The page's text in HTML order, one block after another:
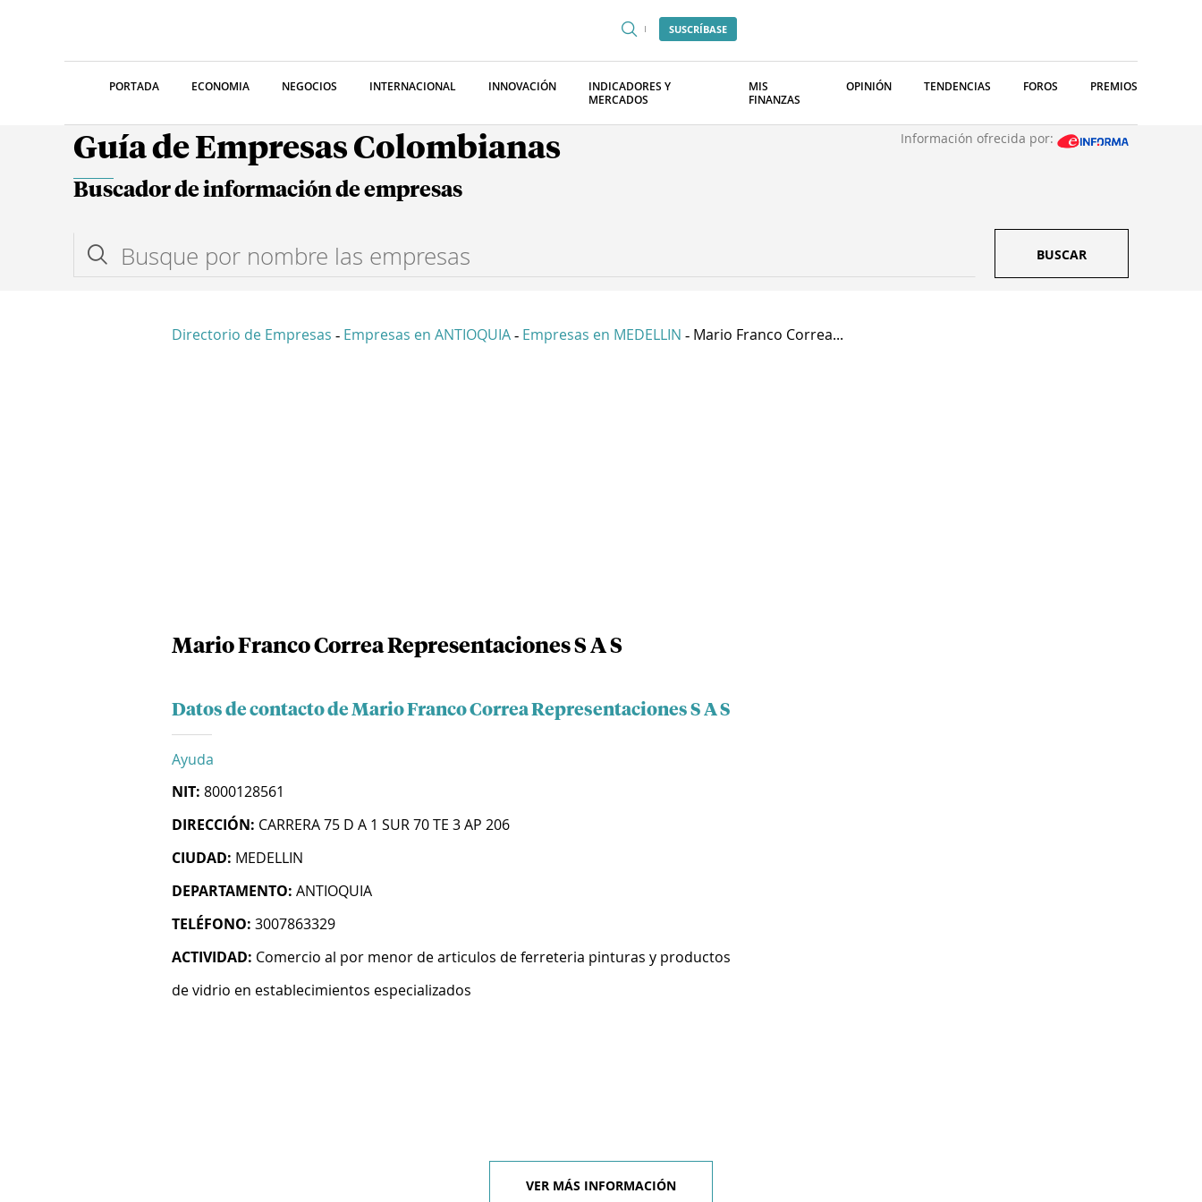
SUSCRÍBASE
PORTADA ECONOMIA NEGOCIOS INTERNACIONAL INNOVACIÓN
INDICADORES Y
MERCADOS
MIS
FINANZAS
OPINIÓN TENDENCIAS FOROS PREMIOS
Guía de Empresas Colombianas Información ofrecida por:
Buscador de información de empresas
BUSCAR
Directorio de Empresas - Empresas en ANTIOQUIA - Empresas en MEDELLIN - Mario Franco Correa...
Mario Franco Correa Representaciones S A S
Datos de contacto de Mario Franco Correa Representaciones S A S
Ayuda
NIT: 8000128561
DIRECCIÓN: CARRERA 75 D A 1 SUR 70 TE 3 AP 206
CIUDAD: MEDELLIN
DEPARTAMENTO: ANTIOQUIA
TELÉFONO: 3007863329
ACTIVIDAD: Comercio al por menor de articulos de ferreteria pinturas y productos
de vidrio en establecimientos especializados
VER MÁS INFORMACIÓN